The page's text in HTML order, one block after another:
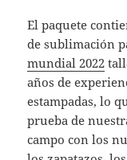
El paquete
de sublimación
mundial 2022
años de
estampadas, lo
prueba de
campo con los